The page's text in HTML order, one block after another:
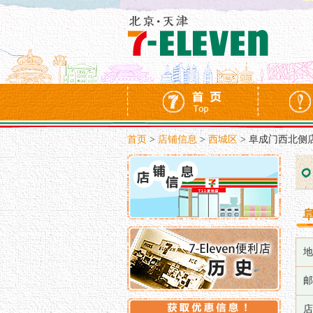
首页 >店铺信息 >西城区> 阜成门西北侧